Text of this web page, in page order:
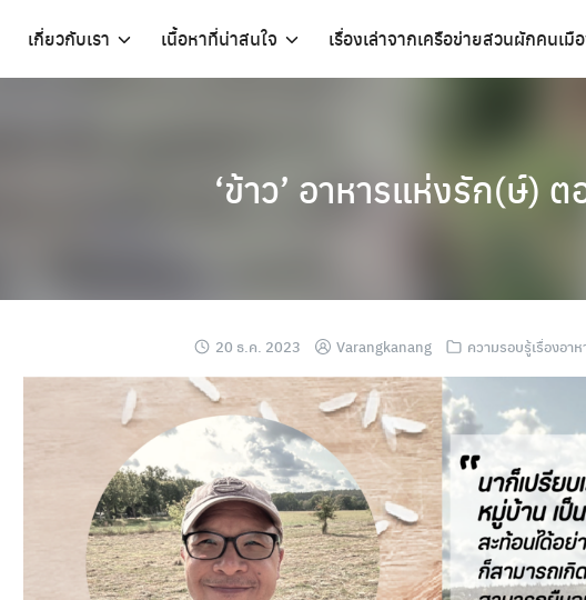
เกี่ยวกับเรา เนื้อหาที่น่าสนใจ เรื่องเล่าจากเครือข่ายสวนผักคนเมื
‘ข้าว’ อาหารแห่งรัก(ษ์)
20 ธ.ค. 2023 Varangkanang ความรอบรู้เรื่องอาห